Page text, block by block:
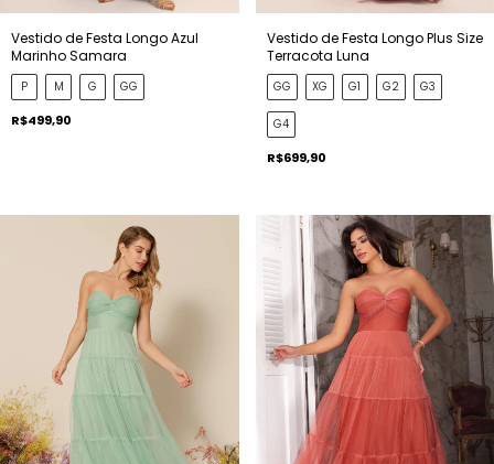
Vestido de Festa Longo Azul
Marinho Samara
P M G GG
R$499,90
Vestido de Festa Longo Plus Size
Terracota Luna
GG XG G1 G2 G3
G4
R$699,90